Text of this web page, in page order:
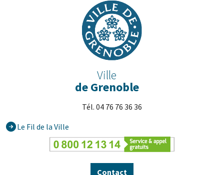
Ville
de Grenoble
Tél. 04 76 76 36 36
Le Fil de la Ville
Contact